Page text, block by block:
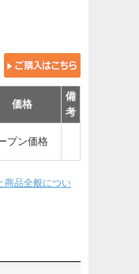
価格
備
考
プン価格
商品全般につい